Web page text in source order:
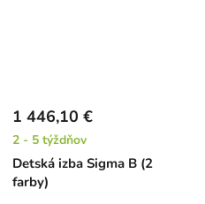
Detská izba Sigma B (2
farby)
1 446,10 €
2 - 5 týždňov